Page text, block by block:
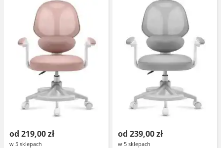
od 219,00 zł
w 5 sklepach
od 239,00 zł
w 5 sklepach